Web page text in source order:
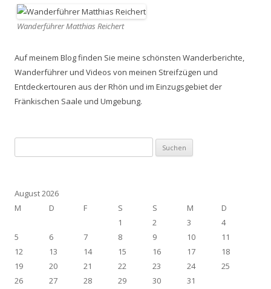
Wanderführer Matthias Reichert
Auf meinem Blog finden Sie meine schönsten Wanderberichte,
Wanderführer und Videos von meinen Streifzügen und
Entdeckertouren aus der Rhön und im Einzugsgebiet der
Fränkischen Saale und Umgebung.
nach:
August 2026
M
D F S S M
D
1
2 3
4
5
6 7 8 9 10
11
12
13 14 15 16 17
18
19
20 21 22 23 24
25
26
27 28 29 30
31